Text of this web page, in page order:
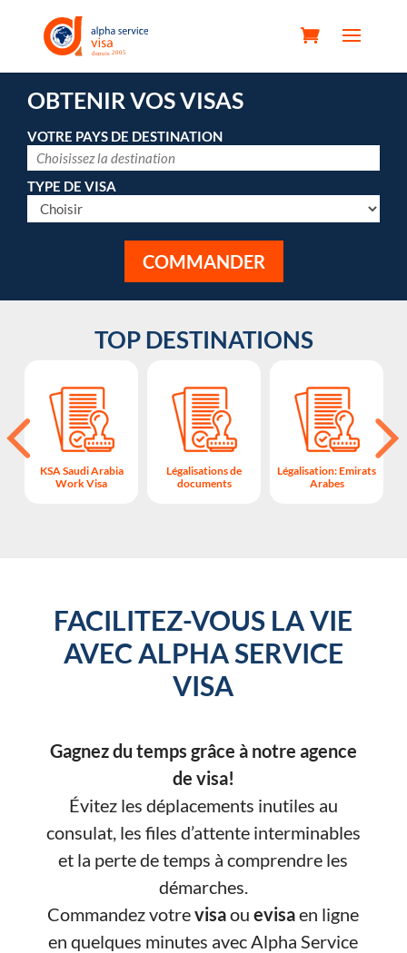
OBTENIR VOS VISAS
VOTRE PAYS DE DESTINATION
TYPE DE VISA
TOP DESTINATIONS
KSA Saudi Arabia
Work Visa
Légalisations de
documents
Légalisation: Emirats
Arabes
FACILITEZ-VOUS LA VIE
AVEC ALPHA SERVICE
VISA
Gagnez du temps grâce à notre agence
de visa!
Évitez les déplacements inutiles au
consulat, les files d’attente interminables
et la perte de temps à comprendre les
démarches.
Commandez votrevisaouevisaen ligne
en quelques minutes avec Alpha Service